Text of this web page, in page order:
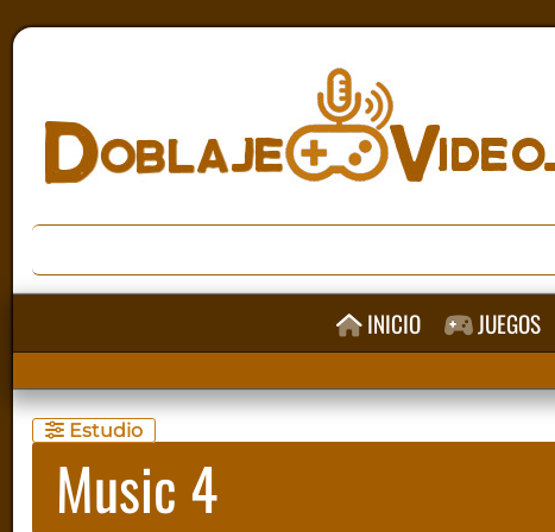
INICIO JUEGOS
Estudio
Music 4